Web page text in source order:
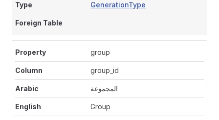
GenerationType
group
group_id
المجموعة
Group